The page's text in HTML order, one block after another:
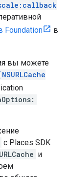
Foundation
в
вы можете
с Places SDK
и